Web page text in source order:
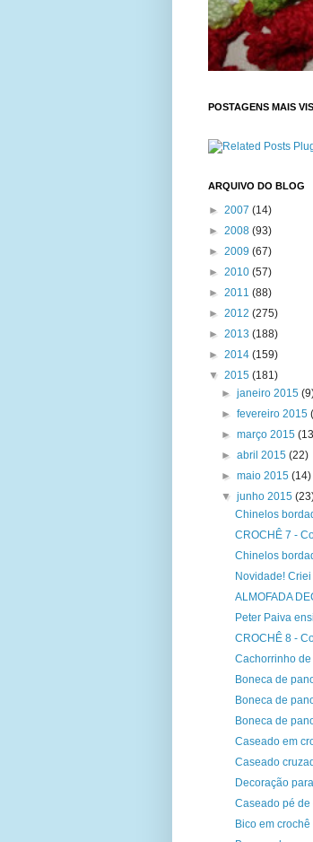
POSTAGENS MAIS
ARQUIVO DO BLOG
► 2007 (14)
► 2008 (93)
► 2009 (67)
► 2010 (57)
► 2011 (88)
► 2012 (275)
► 2013 (188)
► 2014 (159)
▼ 2015 (181)
►janeiro 2015
►fevereiro 2015
►março 2015
►abril 2015(22)
►maio 2015(14)
▼junho 2015
Chinelos
CROCHÊ 7 -
Chinelos
Novidade!
ALMOFADA
Peter Paiva
CROCHÊ 8 -
Cachorrinho
Boneca de
Boneca de
Boneca de
Caseado em
Caseado
Decoração
Caseado pé de
Bico em crochê